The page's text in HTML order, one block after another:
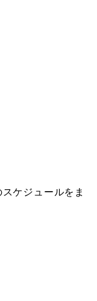
ケジュールをま